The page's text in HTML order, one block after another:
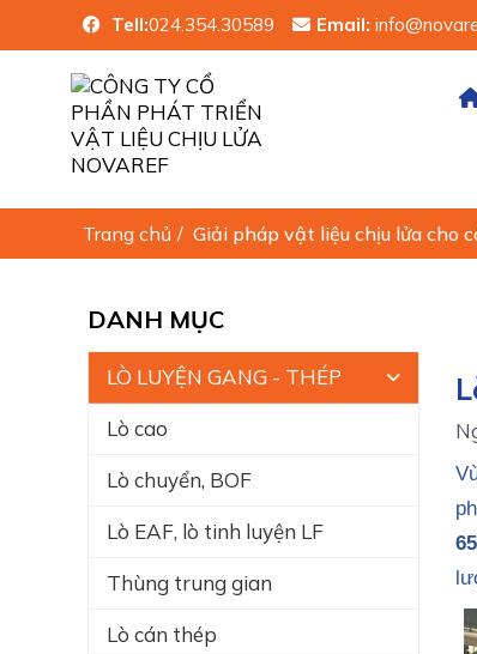
Tell:024.354.30589 Email:
Trang chủ / Giải pháp vật liệu chịu lửa cho
DANH MỤC
LÒ LUYỆN GANG - THÉP
Lò cao
Lò chuyển, BOF
Lò EAF, lò tinh luyện LF
Thùng trung gian
Lò cán thép